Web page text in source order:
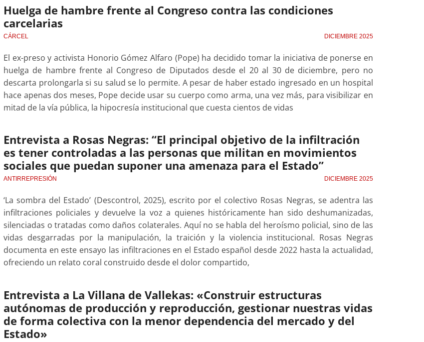
Huelga de hambre frente al Congreso contra las condiciones
carcelarias
CÁRCEL DICIEMBRE 2025
El ex-preso y activista Honorio Gómez Alfaro (Pope) ha decidido tomar la iniciativa de ponerse en
huelga de hambre frente al Congreso de Diputados desde el 20 al 30 de diciembre, pero no
descarta prolongarla si su salud se lo permite. A pesar de haber estado ingresado en un hospital
hace apenas dos meses, Pope decide usar su cuerpo como arma, una vez más, para visibilizar en
mitad de la vía pública, la hipocresía institucional que cuesta cientos de vidas
Entrevista a Rosas Negras: “El principal objetivo de la infiltración
es tener controladas a las personas que militan en movimientos
sociales que puedan suponer una amenaza para el Estado”
ANTIRREPRESIÓN DICIEMBRE 2025
‘La sombra del Estado’ (Descontrol, 2025), escrito por el colectivo Rosas Negras, se adentra las
infiltraciones policiales y devuelve la voz a quienes históricamente han sido deshumanizadas,
silenciadas o tratadas como daños colaterales. Aquí no se habla del heroísmo policial, sino de las
vidas desgarradas por la manipulación, la traición y la violencia institucional. Rosas Negras
documenta en este ensayo las infiltraciones en el Estado español desde 2022 hasta la actualidad,
ofreciendo un relato coral construido desde el dolor compartido,
Entrevista a La Villana de Vallekas: «Construir estructuras
autónomas de producción y reproducción, gestionar nuestras vidas
de forma colectiva con la menor dependencia del mercado y del
Estado»